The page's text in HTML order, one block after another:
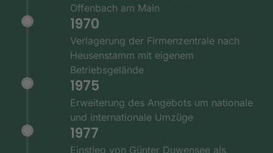
Offenbach am Main
1970
Verlagerung der Firmenzentrale nach
Heusenstamm mit eigenem
Betriebsgelände
1975
Erweiterung des Angebots um nationale
und internationale Umzüge
1977
Einstieg von Günter Duwensee als